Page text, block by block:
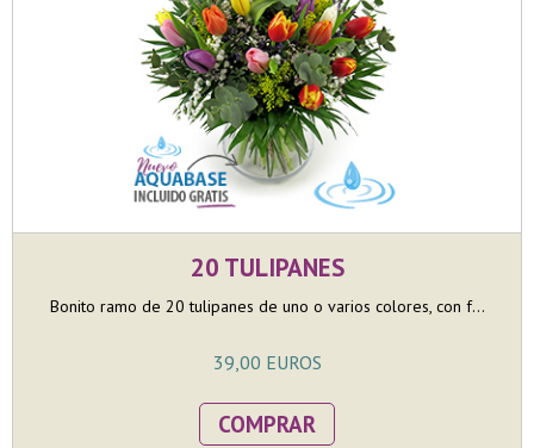
20 TULIPANES
Bonito ramo de 20 tulipanes de uno o varios colores, con f...
39,00 EUROS
COMPRAR